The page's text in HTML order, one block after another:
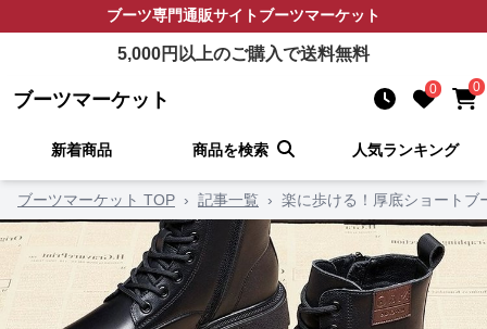
ブーツ専門通販サイトブーツマーケット
5,000円以上のご購入で送料無料
ブーツマーケット 0 0
新着商品 商品を検索 人気ランキング
ブーツマーケット TOP › 記事一覧 › 楽に歩ける！厚底ショートブ